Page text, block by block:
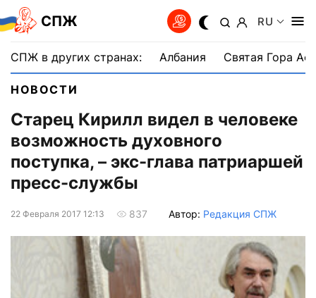
СПЖ RU
СПЖ в других странах: Албания Святая Гора
НОВОСТИ
Старец Кирилл видел в человеке
возможность духовного
поступка, – экс-глава патриаршей
пресс-службы
22 Февраля 2017 12:13 837 Автор: Редакция СПЖ